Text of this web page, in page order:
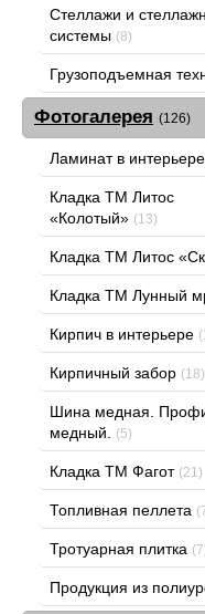
Стеллажи и
системы (8)
Грузоподъемная
Фотогалерея (126)
Ламинат в интерьере
Кладка ТМ Литос
«Колотый» (13)
Кладка ТМ Литос
Кладка ТМ Лунный
Кирпич в интерьере
Кирпичный забор (18)
Шина медная.
медный.
(5)
Кладка ТМ Фагот (21)
Топливная пеллета
Тротуарная плитка
Продукция из